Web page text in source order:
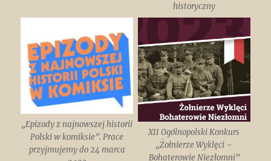
historyczny
„Epizody z najnowszej historii
Polski w komiksie”. Prace
przyjmujemy do 24 marca
XII Ogólnopolski Konkurs
„Żołnierze Wyklęci –
Bohaterowie Niezłomni”